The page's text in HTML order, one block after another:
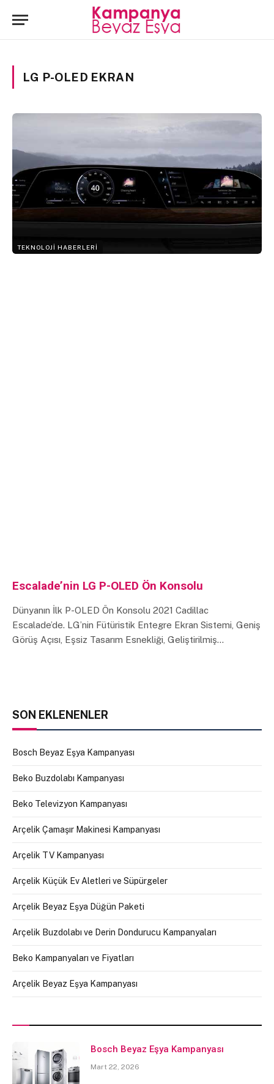
LG P-OLED EKRAN
TEKNOLOJI HABERLERI
Escalade’nin LG P-OLED Ön Konsolu
Dünyanın İlk P-OLED Ön Konsolu 2021 Cadillac
Escalade’de. LG’nin Fütüristik Entegre Ekran Sistemi, Geniş
Görüş Açısı, Eşsiz Tasarım Esnekliği, Geliştirilmiş…
SON EKLENENLER
Bosch Beyaz Eşya Kampanyası
Beko Buzdolabı Kampanyası
Beko Televizyon Kampanyası
Arçelik Çamaşır Makinesi Kampanyası
Arçelik TV Kampanyası
Arçelik Küçük Ev Aletleri ve Süpürgeler
Arçelik Beyaz Eşya Düğün Paketi
Arçelik Buzdolabı ve Derin Dondurucu Kampanyaları
Beko Kampanyaları ve Fiyatları
Arçelik Beyaz Eşya Kampanyası
Bosch Beyaz Eşya Kampanyası
Mart 22, 2026